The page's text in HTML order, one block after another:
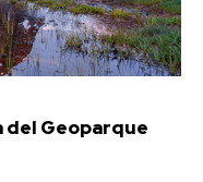
del Geoparque